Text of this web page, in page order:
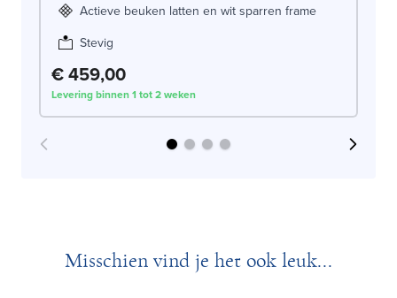
Actieve beuken latten en wit sparren frame
Stevig
€ 459,00
Levering binnen 1 tot 2 weken
Misschien vind je het ook leuk...